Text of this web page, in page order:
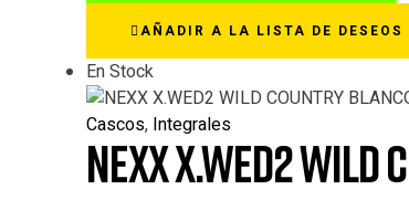
AÑADIR A LA LISTA DE DESEOS
En Stock
Cascos, Integrales
NEXX X.WED2 WILD